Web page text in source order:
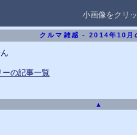
小画像をクリ
クルマ雑感 - 2014年10月
の記事一覧
▲